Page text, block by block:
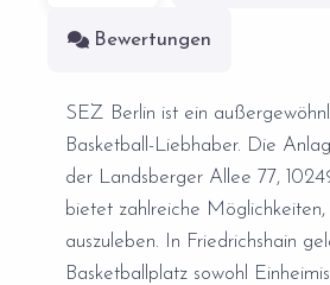
Bewertungen
SEZ Berlin ist ein
Basketball-Liebhaber. Die
der Landsberger Allee 77,
bietet zahlreiche Möglichkeiten,
auszuleben. In Friedrichshain
Basketballplatz sowohl